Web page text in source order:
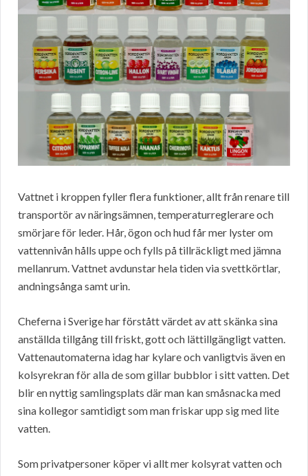
Vattnet i kroppen fyller flera funktioner, allt från renare till
transportör av näringsämnen, temperaturreglerare och
smörjare för leder. Hår, ögon och hud får mer lyster om
vattennivån hålls uppe och fylls på tillräckligt med jämna
mellanrum. Vattnet avdunstar hela tiden via svettkörtlar,
andningsånga samt urin.
Cheferna i Sverige har förstått värdet av att skänka sina
anställda tillgång till friskt, gott och lättillgängligt vatten.
Vattenautomaterna idag har kylare och vanligtvis även en
kolsyrekran för alla de som gillar bubblor i sitt vatten. Det
blir en nyttig samlingsplats där man kan småsnacka med
sina kollegor samtidigt som man friskar upp sig med lite
vatten.
Som privatpersoner köper vi allt mer kolsyrat vatten och